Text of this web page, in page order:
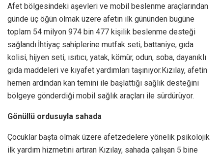
Afet bölgesindeki aşevleri ve mobil beslenme araçlarından
günde üç öğün olmak üzere afetin ilk gününden bugüne
toplam 54 milyon 974 bin 477 kişilik beslenme desteği
sağlandı.İhtiyaç sahiplerine mutfak seti, battaniye, gıda
kolisi, hijyen seti, ısıtıcı, yatak, kömür, odun, soba, dayanıklı
gıda maddeleri ve kıyafet yardımları taşınıyor.Kızılay, afetin
hemen ardından kan temini ile başlattığı sağlık desteğini
bölgeye gönderdiği mobil sağlık araçları ile sürdürüyor.
Gönüllü ordusuyla sahada
Çocuklar başta olmak üzere afetzedelere yönelik psikolojik
ilk yardım hizmetini artıran Kızılay, sahada çalışan 5 bine